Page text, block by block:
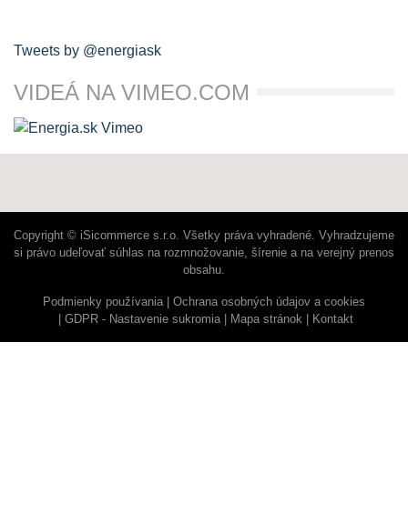
Tweets by @energiask
VIDEÁ NA VIMEO.COM
Copyright © iSicommerce s.r.o. Všetky práva vyhradené. Vyhradzujeme
si právo udeľovať súhlas na rozmnožovanie, šírenie a na verejný prenos
obsahu.
Podmienky používania
Ochrana osobných údajov a cookies
GDPR - Nastavenie sukromia
Mapa stránok Kontakt